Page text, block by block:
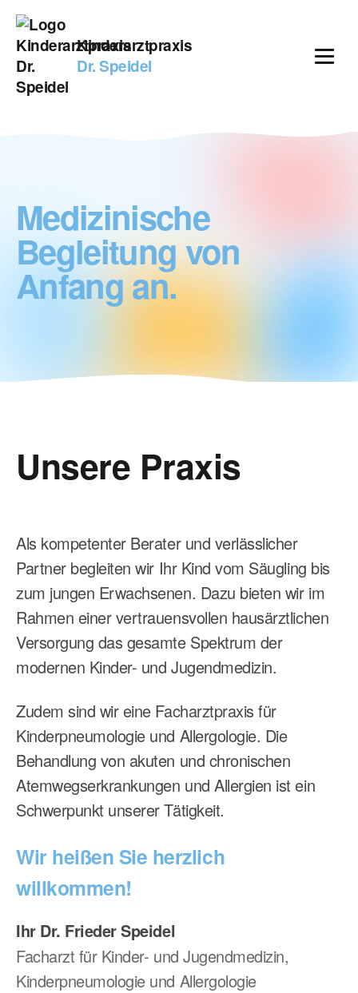
Kinderarztpraxis
Dr. Speidel
Medizinische
Begleitungvon
Anfangan.
Unsere Praxis
Als kompetenter Berater und verlässlicher
Partner begleiten wir Ihr Kind vom Säugling bis
zum jungen Erwachsenen. Dazu bieten wir im
Rahmen einer vertrauensvollen hausärztlichen
Versorgung das gesamte Spektrum der
modernen Kinder- und Jugendmedizin.
Zudem sind wir eine Facharztpraxis für
Kinderpneumologie und Allergologie. Die
Behandlung von akuten und chronischen
Atemwegserkrankungen und Allergien ist ein
Schwerpunkt unserer Tätigkeit.
Wir heißen Sie herzlich
willkommen!
Ihr Dr. Frieder Speidel
Facharzt für Kinder- und Jugendmedizin,
Kinderpneumologie und Allergologie